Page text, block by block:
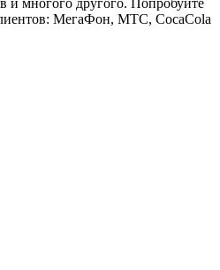
МегаФон, МТС, CocaCola